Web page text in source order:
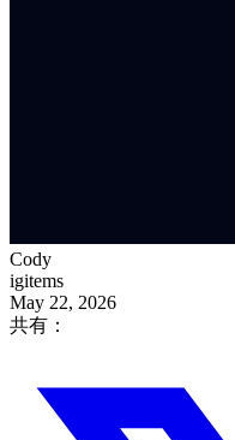
Cody
igitems
May 22, 2026
共有：